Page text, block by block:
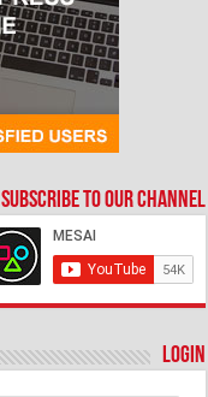
Subscribe to our Channel
Login